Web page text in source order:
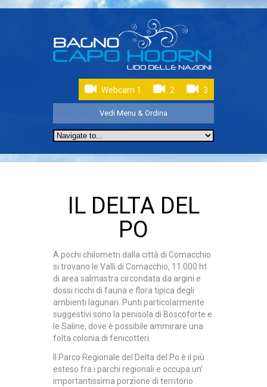
3
2
Webcam 1
Vedi Menu & Ordina
IL DELTA DEL
PO
A pochi chilometri dalla città di Comacchio
si trovano le Valli di Comacchio, 11.000 ht
di area salmastra circondata da argini e
dossi ricchi di fauna e flora tipica degli
ambienti lagunari. Punti particolarmente
suggestivi sono la penisola di Boscoforte e
le Saline, dove è possibile ammirare una
folta colonia di fenicotteri.
Il Parco Regionale del Delta del Po è il più
esteso fra i parchi regionali e occupa un’
importantissima porzione di territorio